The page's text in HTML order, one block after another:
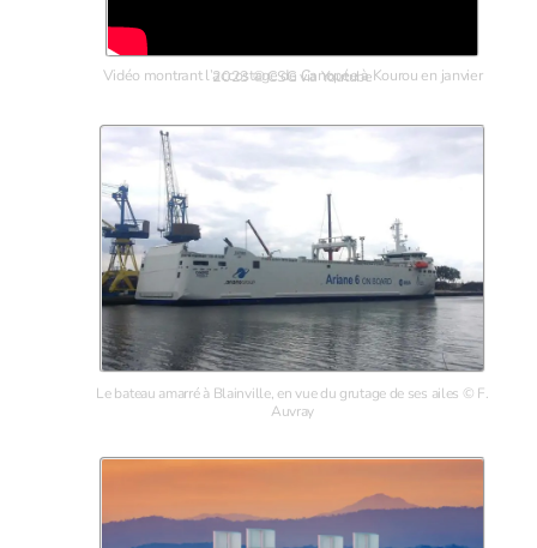
Vidéo montrant l’accostage de Canopée à Kourou en janvier 2023 © CSG via Youtube
Le bateau amarré à Blainville, en vue du grutage de ses ailes © F.
Auvray